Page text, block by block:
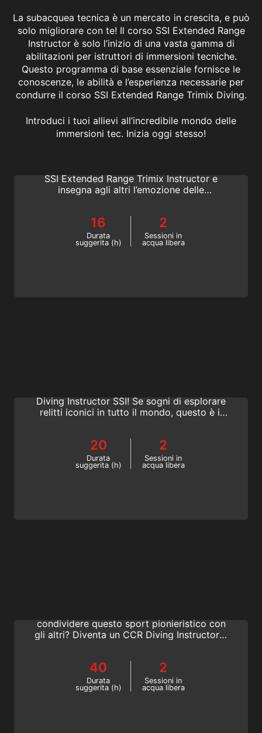
La subacquea tecnica è un mercato in crescita, e può
solo migliorare con te! Il corso SSI Extended Range
Instructor è solo l’inizio di una vasta gamma di
abilitazioni per istruttori di immersioni tecniche.
Questo programma di base essenziale fornisce le
conoscenze, le abilità e l’esperienza necessarie per
condurre il corso SSI Extended Range Trimix Diving.
Introduci i tuoi allievi all’incredibile mondo delle
immersioni tec. Inizia oggi stesso!
Extended Range Trimix Instructor
SSI Extended Range Trimix Instructor e
insegna agli altri l’emozione delle
16
Durata
suggerita (h)
2
Sessioni in
acqua libera
Diving Instructor SSI! Se sogni di esplorare
relitti iconici in tutto il mondo, questo è il
20
Durata
suggerita (h)
2
Sessioni in
acqua libera
condividere questo sport pionieristico con
gli altri? Diventa un CCR Diving Instructor e
40
Durata
suggerita (h)
2
Sessioni in
acqua libera